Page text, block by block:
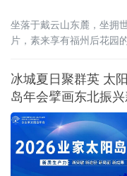
坐落于戴云山东麓，坐拥
片，素来享有福州后花园
沛，孕育出独有的山地小
差分明，空气温润通透，
地发展高端康养旅居产业
冰城夏日聚群英 太
岛年会擘画东北振